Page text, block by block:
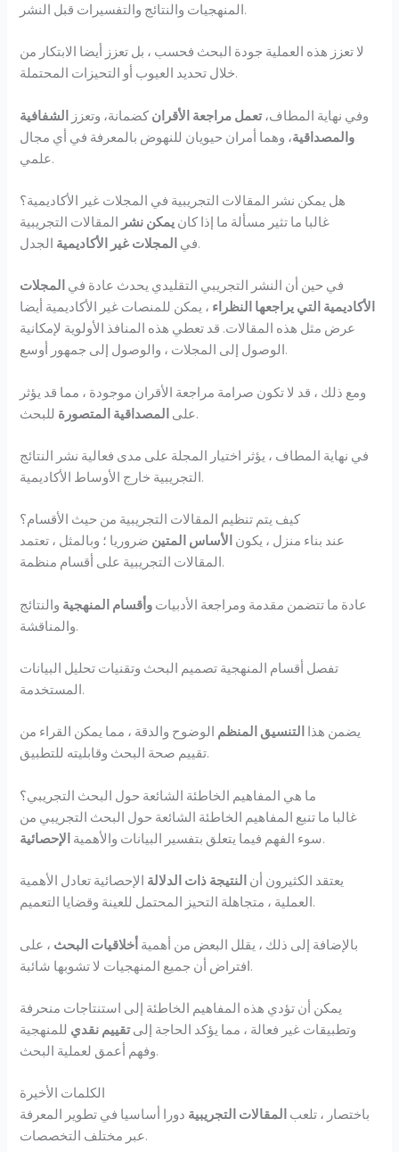
المنهجيات والنتائج والتفسيرات قبل النشر.
لا تعزز هذه العملية جودة البحث فحسب ، بل تعزز أيضا الابتكار من
خلال تحديد العيوب أو التحيزات المحتملة.
وفي نهاية المطاف،تعمل مراجعة الأقران كضمانة، وتعزز الشفافية
والمصداقية، وهما أمران حيويان للنهوض بالمعرفة في أي مجال
علمي.
هل يمكن نشر المقالات التجريبية في المجلات غير الأكاديمية؟
غالبا ما تثير مسألة ما إذا كان يمكن نشر المقالات التجريبية
في المجلات غير الأكاديمية الجدل.
في حين أن النشر التجريبي التقليدي يحدث عادة في المجلات
الأكاديمية التي يراجعها النظراء ، يمكن للمنصات غير الأكاديمية أيضا
عرض مثل هذه المقالات. قد تعطي هذه المنافذ الأولوية لإمكانية
الوصول إلى المجلات ، والوصول إلى جمهور أوسع.
ومع ذلك ، قد لا تكون صرامة مراجعة الأقران موجودة ، مما قد يؤثر
على المصداقية المتصورة للبحث.
في نهاية المطاف ، يؤثر اختيار المجلة على مدى فعالية نشر النتائج
التجريبية خارج الأوساط الأكاديمية.
كيف يتم تنظيم المقالات التجريبية من حيث الأقسام؟
عند بناء منزل ، يكون الأساس المتين ضروريا ؛ وبالمثل ، تعتمد
المقالات التجريبية على أقسام منظمة.
عادة ما تتضمن مقدمة ومراجعة الأدبيات وأقسام المنهجية والنتائج
والمناقشة.
تفصل أقسام المنهجية تصميم البحث وتقنيات تحليل البيانات
المستخدمة.
يضمن هذا التنسيق المنظم الوضوح والدقة ، مما يمكن القراء من
تقييم صحة البحث وقابليته للتطبيق.
ما هي المفاهيم الخاطئة الشائعة حول البحث التجريبي؟
غالبا ما تنبع المفاهيم الخاطئة الشائعة حول البحث التجريبي من
سوء الفهم فيما يتعلق بتفسير البيانات والأهمية الإحصائية .
يعتقد الكثيرون أن النتيجة ذات الدلالة الإحصائية تعادل الأهمية
العملية ، متجاهلة التحيز المحتمل للعينة وقضايا التعميم.
بالإضافة إلى ذلك ، يقلل البعض من أهمية أخلاقيات البحث ، على
افتراض أن جميع المنهجيات لا تشوبها شائبة.
يمكن أن تؤدي هذه المفاهيم الخاطئة إلى استنتاجات منحرفة
وتطبيقات غير فعالة ، مما يؤكد الحاجة إلىتقييم نقدي للمنهجية
وفهم أعمق لعملية البحث.
الكلمات الأخيرة
باختصار ، تلعب المقالات التجريبية دورا أساسيا في تطوير المعرفة
عبر مختلف التخصصات.